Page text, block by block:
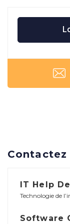
Contactez
IT Help
Technologie de
Software